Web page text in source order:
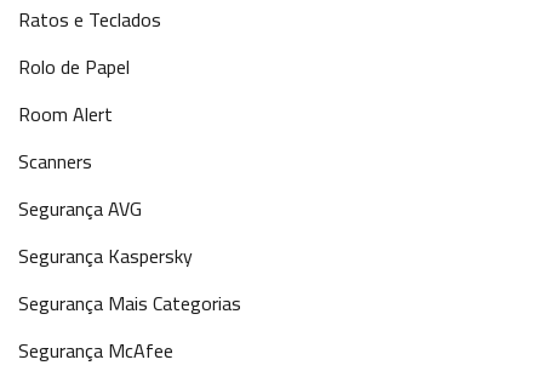
Ratos e Teclados
Rolo de Papel
Room Alert
Scanners
Segurança AVG
Segurança Kaspersky
Segurança Mais Categorias
Segurança McAfee